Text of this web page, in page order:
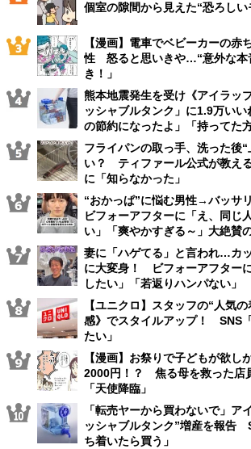
個室の隙間から見えた“恐ろしい
【漫画】電車でベビーカーの赤
性 怒ると思いきや…“意外な本
き！」
熊本地震発生を受け《アイラッ
ッシャブルタンク」に1.9万い
の節約になったよ」「持ってた
フライパンの取っ手、洗った後
い？ ティファール公式が教え
に「知らなかった」
“おかっぱ”に悩む男性→バッサ
ビフォーアフターに「え、同じ
い」「爽やかすぎる～」大絶賛
妻に「ハゲてる」と言われ…カ
に大変身！ ビフォーアフター
したい」「若返りハンパない」
【ユニクロ】スタッフの“人気
感》でスタイルアップ！ SNS
たい」
【漫画】お祭りで子どもが欲し
2000円！？ 焦る母を救った店
「天使降臨」
「転売ヤーから買わないで」ア
ッシャブルタンク”増産を報告
ち着いたら買う」